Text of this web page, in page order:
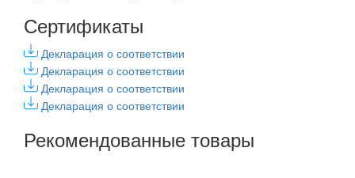
Сертификаты
Декларация о соответствии
Декларация о соответствии
Декларация о соответствии
Декларация о соответствии
Рекомендованные товары